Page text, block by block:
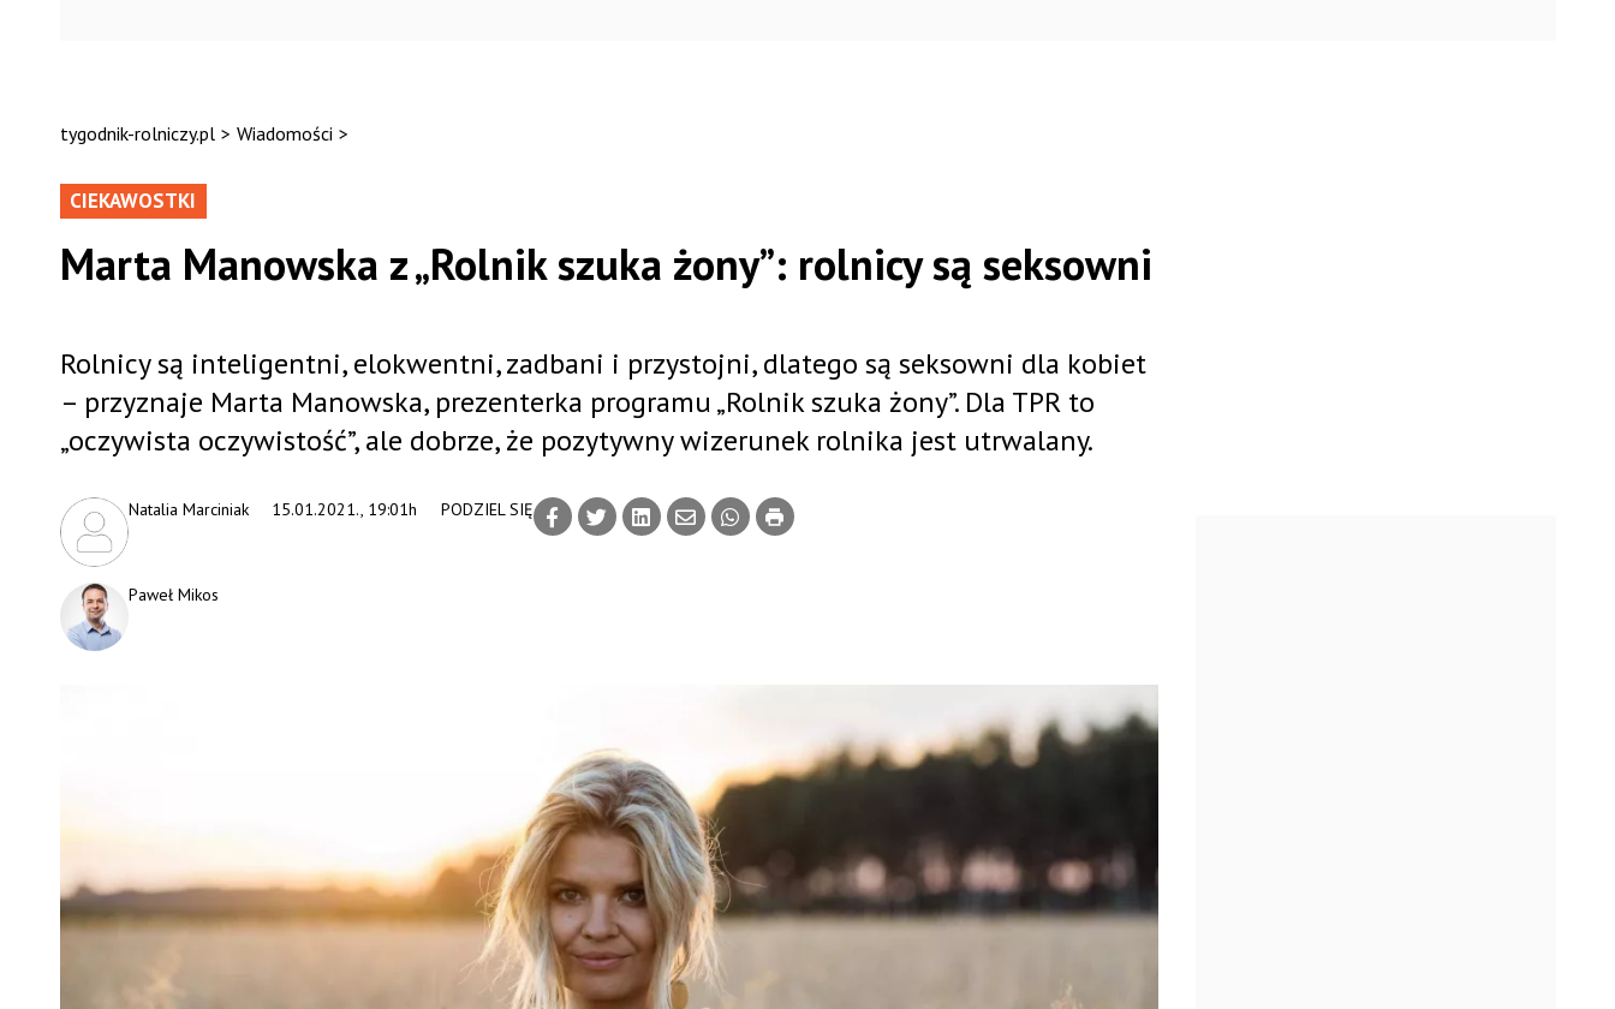
tygodnik-rolniczy.pl > Wiadomości >
CIEKAWOSTKI
Marta Manowska z „Rolnik szuka żony”: rolnicy są seksowni
15.01.2021., 19:01h
Natalia Marciniak
Paweł Mikos
PODZIEL SIĘ
Rolnicy są inteligentni, elokwentni, zadbani i przystojni, dlatego są seksowni dla kobiet
– przyznaje Marta Manowska, prezenterka programu „Rolnik szuka żony”. Dla TPR to
„oczywista oczywistość”, ale dobrze, że pozytywny wizerunek rolnika jest utrwalany.